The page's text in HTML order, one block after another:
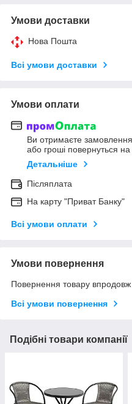
Умови доставки
Нова Пошта
Всі умови доставки
Умови оплати
Ви отримаєте замовлення
або гроші повернуться
Детальніше
Післяплата
На карту "Приват Банку"
Всі умови оплати
Умови повернення
Повернення товару впродовж
Всі умови повернення
Подібні товари компанії